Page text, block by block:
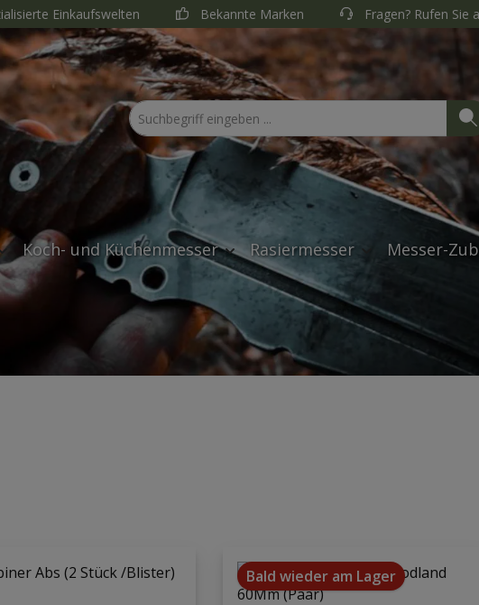
Einkaufswelten Bekannte Marken Fragen? Rufen Sie
Koch- und Küchenmesser Rasiermesser Messer-
Bald wieder am Lager